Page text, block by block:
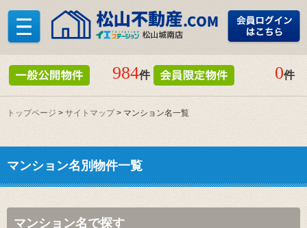
984件 0件
トップページ > サイトマップ> マンション名一覧
マンション名別物件一覧
マンション名で探す